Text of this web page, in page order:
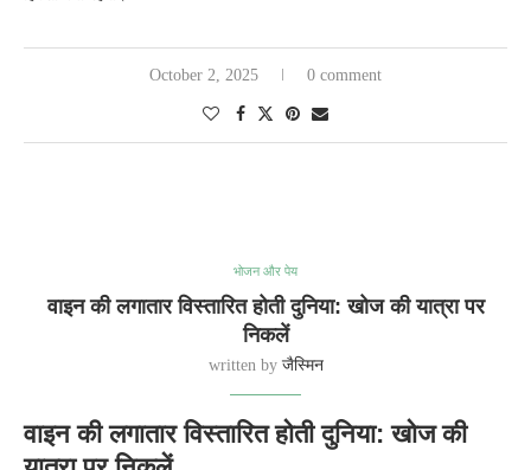
October 2, 2025 0 comment
भोजन और पेय
वाइन की लगातार विस्तारित होती दुनिया: खोज की यात्रा पर
निकलें
written by जैस्मिन
वाइन की लगातार विस्तारित होती दुनिया: खोज की